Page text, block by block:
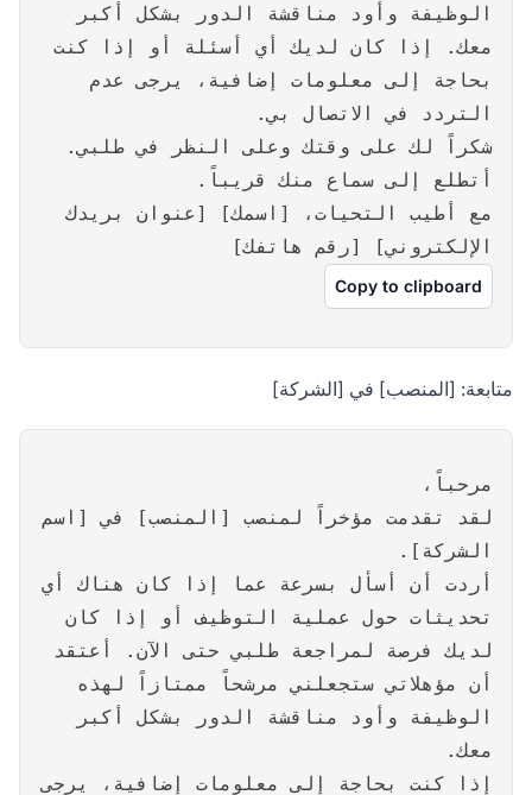
الوظيفة وأود مناقشة الدور بشكل أكبر
معك. إذا كان لديك أي أسئلة أو إذا كنت
بحاجة إلى معلومات إضافية، يرجى عدم
التردد في الاتصال بي.
شكراً لك على وقتك وعلى النظر في طلبي.
أتطلع إلى سماع منك قريباً.
مع أطيب التحيات، [اسمك] [عنوان بريدك
الإلكتروني] [رقم هاتفك]
Copy to clipboard
متابعة: [المنصب] في [الشركة]
مرحباً،
لقد تقدمت مؤخراً لمنصب [المنصب] في [اسم
الشركة].
أردت أن أسأل بسرعة عما إذا كان هناك أي
تحديثات حول عملية التوظيف أو إذا كان
لديك فرصة لمراجعة طلبي حتى الآن. أعتقد
أن مؤهلاتي ستجعلني مرشحاً ممتازاً لهذه
الوظيفة وأود مناقشة الدور بشكل أكبر
معك.
إذا كنت بحاجة إلى معلومات إضافية، يرجى